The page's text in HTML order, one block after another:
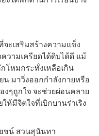
ะเสริมสร้างความแข็ง
วามเครียดได้ดิบได้ดี แม้
โหมกระทั่งเหลือเกิน
น มาวิ่งออกกำลังกายหรือ
งๆถูกใจ จะช่วยผ่อนคลาย
ห้มีจิตใจที่เบิกบานร่าเริง
ชน์ สวนสุนันทา